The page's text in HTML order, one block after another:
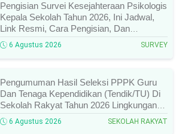
Pengisian Survei Kesejahteraan Psikologis
Kepala Sekolah Tahun 2026, Ini Jadwal,
Link Resmi, Cara Pengisian, Dan
Ketentuan Lengkapnya!
6 Agustus 2026 SURVEY
Pengumuman Hasil Seleksi PPPK Guru
Dan Tenaga Kependidikan (Tendik/TU) Di
Sekolah Rakyat Tahun 2026 Lingkungan
Kementerian Sosial RI, Ini Daftar Nama
Peserta Yang Lolos!
6 Agustus 2026 SEKOLAH RAKYAT